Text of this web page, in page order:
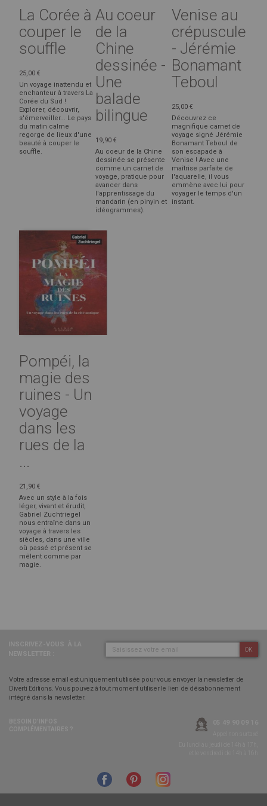
La Corée à
couper le
souffle
25,00 €
Un voyage inattendu et
enchanteur à travers La
Corée du Sud !
Explorer, découvrir,
s'émerveiller... Le pays
du matin calme
regorge de lieux d'une
beauté à couper le
souffle.
Au coeur
de la
Chine
dessinée -
Une
balade
bilingue
19,90 €
Au coeur de la Chine
dessinée se présente
comme un carnet de
voyage, pratique pour
avancer dans
l'apprentissage du
mandarin (en pinyin et
idéogrammes).
Venise au
crépuscule
- Jérémie
Bonamant
Teboul
25,00 €
Découvrez ce
magnifique carnet de
voyage signé Jérémie
Bonamant Teboul de
son escapade à
Venise ! Avec une
maîtrise parfaite de
l'aquarelle, il vous
emmène avec lui pour
voyager le temps d'un
instant.
Pompéi, la
magie des
ruines - Un
voyage
dans les
rues de la
...
21,90 €
Avec un style à la fois
léger, vivant et érudit,
Gabriel Zuchtriegel
nous entraîne dans un
voyage à travers les
siècles, dans une ville
où passé et présent se
mêlent comme par
magie.
OK
Votre adresse email est uniquement utilisée pour vous envoyer la newsletter de
Diverti Editions. Vous pouvez à tout moment utiliser le lien de désabonnement
intégré dans la newsletter.